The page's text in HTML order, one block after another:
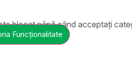
Funcționalitate